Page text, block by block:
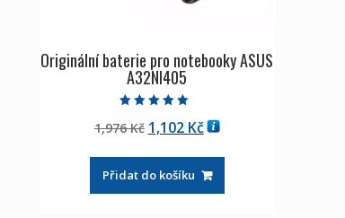
Originální baterie pro notebooky ASUS
A32NI405
5.00
z 5
1,976Kč Původní
byla:
1,976 Kč
1,102 KčAktuální
je:
1,102 Kč
Přidat do košíku